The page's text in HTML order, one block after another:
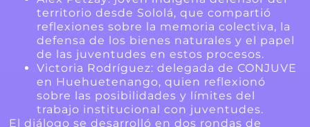
territorio desde Sololá, que compartió
reflexiones sobre la memoria colectiva, la
defensa de los bienes naturales y el papel
de las juventudes en estos procesos.
Victoria Rodríguez: delegada de CONJUVE
en Huehuetenango, quien reflexionó
sobre las posibilidades y límites del
trabajo institucional con juventudes.
El diálogo se desarrolló en dos rondas de